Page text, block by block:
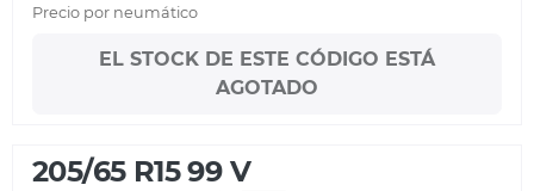
Precio por neumático
EL STOCK DE ESTE CÓDIGO ESTÁ
AGOTADO
205/65 R15 99 V